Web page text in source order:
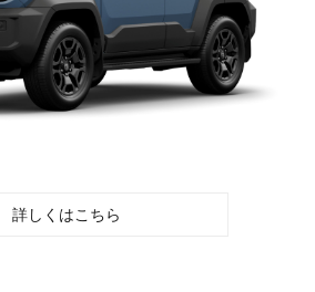
詳しくはこちら